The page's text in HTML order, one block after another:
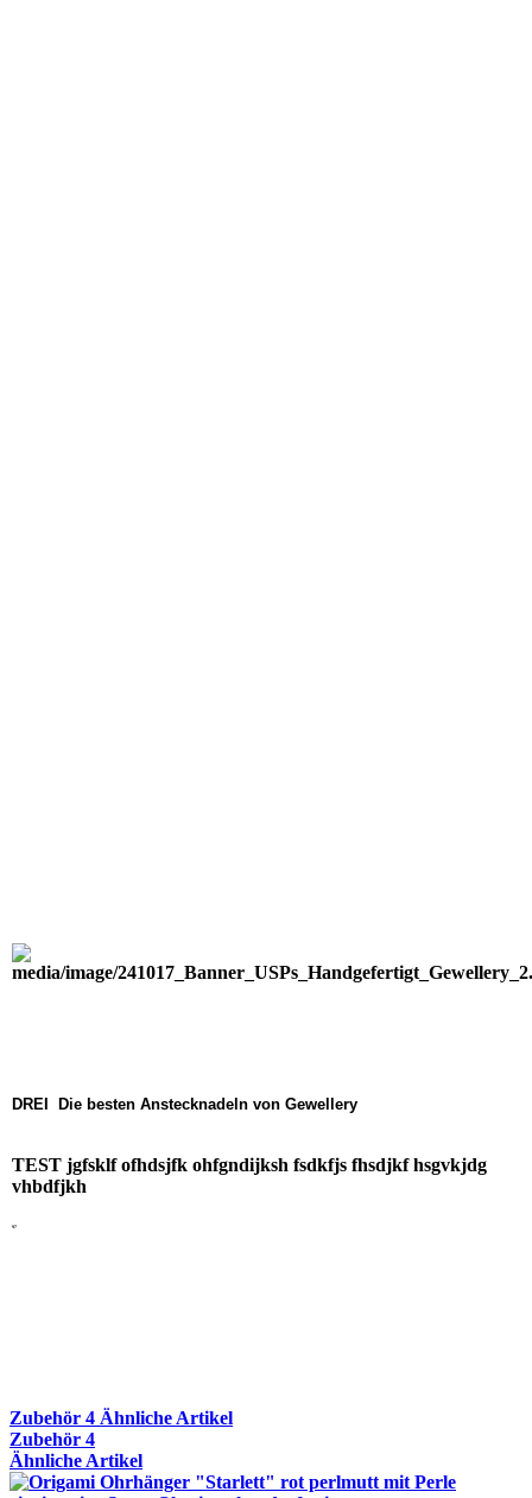
DREI Die besten Anstecknadeln von Gewellery
TEST jgfsklf ofhdsjfk ohfgndijksh fsdkfjs fhsdjkf hsgvkjdg
vhbdfjkh
97
Zubehör 4 Ähnliche Artikel
Zubehör 4
Ähnliche Artikel